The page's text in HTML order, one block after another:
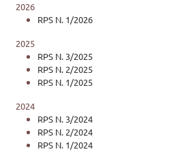
2026
RPS N. 1/2026
2025
RPS N. 3/2025
RPS N. 2/2025
RPS N. 1/2025
2024
RPS N. 3/2024
RPS N. 2/2024
RPS N. 1/2024